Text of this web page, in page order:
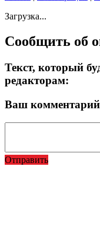
Загрузка...
Сообщить об
Текст, который
редакторам:
Ваш комментарий
Отправить